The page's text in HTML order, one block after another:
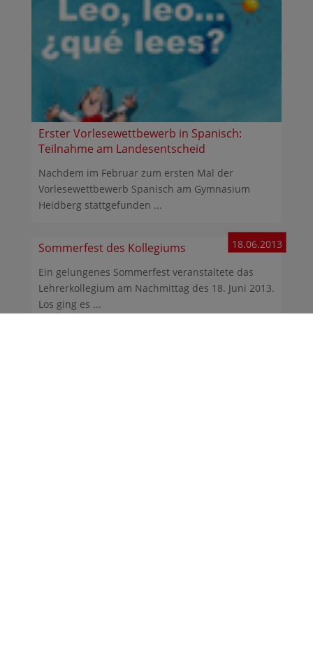
Erster Vorlesewettbewerb in Spanisch:
Teilnahme am Landesentscheid
Nachdem im Februar zum ersten Mal der
Vorlesewettbewerb Spanisch am Gymnasium
Heidberg stattgefunden ...
Sommerfest des Kollegiums 18.06.2013
Ein gelungenes Sommerfest veranstaltete das
Lehrerkollegium am Nachmittag des 18. Juni 2013.
Los ging es ...